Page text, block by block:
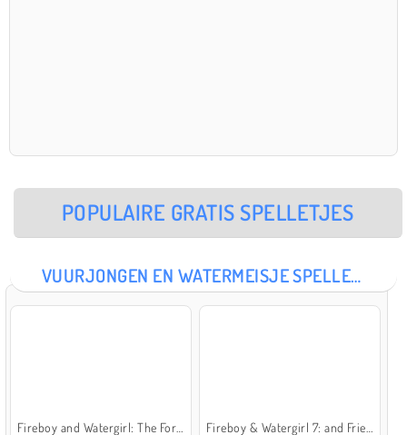
POPULAIRE GRATIS SPELLETJES
VUURJONGEN EN WATERMEISJE SPELLETJES